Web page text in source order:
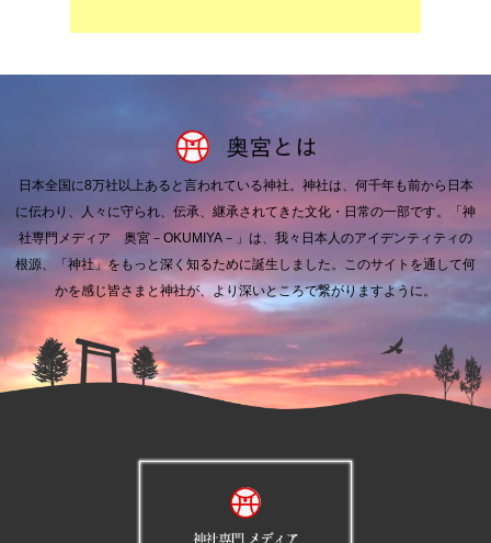
日本全国に8万社以上あると言われている神社。 神社は、何千年も前から日本
に伝わり、人々に守られ、伝承、継承されてきた文化・日常の一部です。
「神
社専門メディア 奥宮－OKUMIYA－」は、我々日本人のアイデンティティの
根源、「神社」をもっと深く知るために誕生しました。
このサイトを通して何
かを感じ皆さまと神社が、より深いところで繋がりますように。